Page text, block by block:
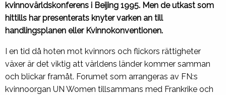
kvinnovärldskonferens i Beijing 1995. Men de utkast som
hittills har presenterats knyter varken an till
handlingsplanen eller Kvinnokonventionen.
I en tid då hoten mot kvinnors och flickors rättigheter
växer är det viktig att världens länder kommer samman
och blickar framåt. Forumet som arrangeras av FN:s
kvinnoorgan UN Women tillsammans med Frankrike och